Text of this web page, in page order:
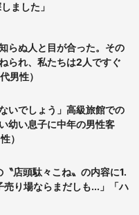
ました」
らぬ人と目が合った。その
られ、私たちは2人ですぐ
男性）
いでしょう」高級旅館での
幼い息子に中年の男性客
）
〝店頭駄々こね〟の内容に1.
り場ならまだしも...」「ハ